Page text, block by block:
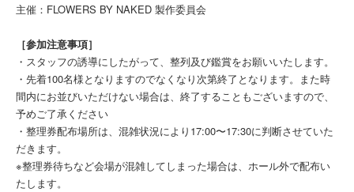
主催：FLOWERS BY NAKED 製作委員会
［参加注意事項］
・スタッフの誘導にしたがって、整列及び鑑賞をお願いいたします。
・先着100名様となりますのでなくなり次第終了となります。また時
間内にお並びいただけない場合は、終了することもございますので、
予めご了承ください
・整理券配布場所は、混雑状況により17:00〜17:30に判断させていた
だきます。
※整理券待ちなど会場が混雑してしまった場合は、ホール外で配布い
たします。